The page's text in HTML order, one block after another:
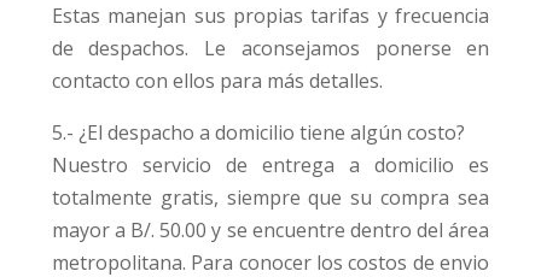
Estas manejan sus propias tarifas y frecuencia
de despachos. Le aconsejamos ponerse en
contacto con ellos para más detalles.
5.- ¿El despacho a domicilio tiene algún costo?
Nuestro servicio de entrega a domicilio es
totalmente gratis, siempre que su compra sea
mayor a B/. 50.00 y se encuentre dentro del área
metropolitana. Para conocer los costos de envio